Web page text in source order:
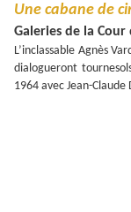
Une cabane de
Galeries de la Cour
L’inclassable Agnès
dialogueront
1964 avec Jean-